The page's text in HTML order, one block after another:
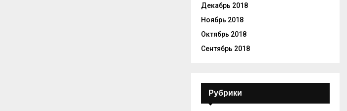
Декабрь 2018
Ноябрь 2018
Октябрь 2018
Сентябрь 2018
Рубрики